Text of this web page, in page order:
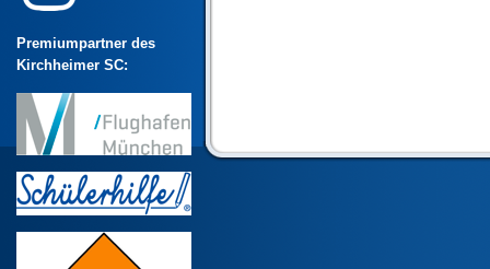
Premiumpartner des
Kirchheimer SC: